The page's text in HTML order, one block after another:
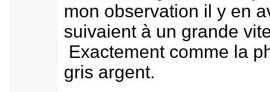
mon observation il y en
suivaient à un grande
Exactement comme la
gris argent.